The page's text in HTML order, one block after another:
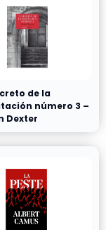
de la
número 3 –
Dexter